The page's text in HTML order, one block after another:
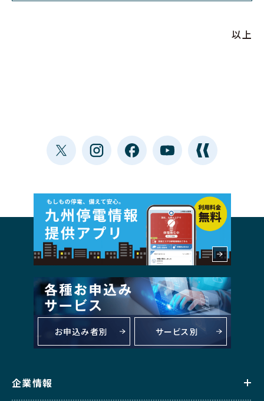
以上
お申込み者別 サービス別
企業情報